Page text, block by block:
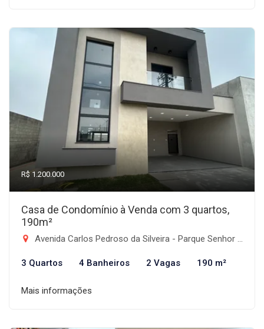
R$ 1.200.000
Casa de Condomínio à Venda com 3 quartos,
190m²
Avenida Carlos Pedroso da Silveira - Parque Senhor do Bonfim, Taubaté-SP
3 Quartos 4 Banheiros 2 Vagas 190 m²
Mais informações